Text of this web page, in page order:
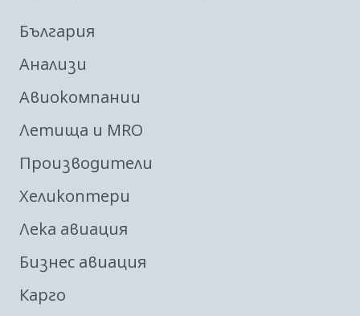
България
Анализи
Авиокомпании
Летища и MRO
Производители
Хеликоптери
Лека авиация
Бизнес авиация
Карго